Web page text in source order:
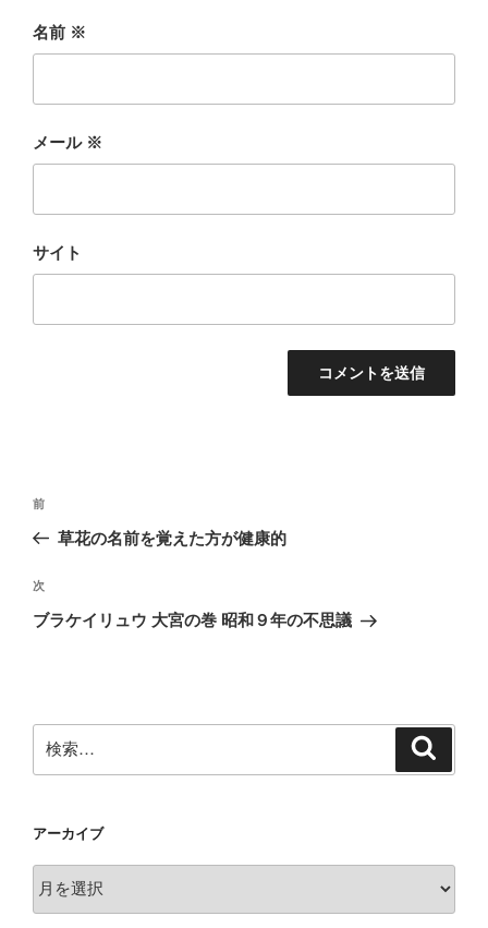
名前 ※
メール ※
サイト
投
ビ
ゲ
ン
前
の
稿
前
草花の名前を覚えた方が健康的
次
の
次
ブラケイリュウ 大宮の巻 昭和９年の不思議
索:
アーカイブ
ー